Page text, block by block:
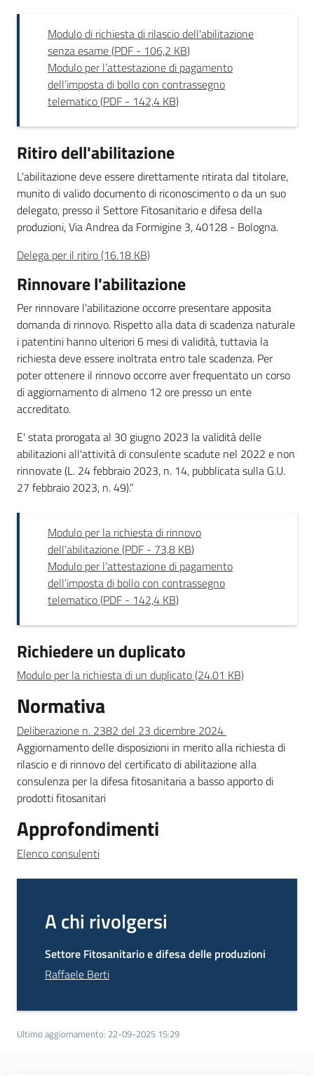
Modulo di richiesta di rilascio dell'abilitazione
senza esame(PDF - 106,2 KB)
Modulo per l’attestazione di pagamento
dell’imposta di bollo con contrassegno
telematico(PDF - 142,4 KB)
Ritiro dell'abilitazione
L'abilitazione deve essere direttamente ritirata dal titolare,
munito di valido documento di riconoscimento o da un suo
delegato, presso il Settore Fitosanitario e difesa della
produzioni, Via Andrea da Formigine 3, 40128 - Bologna.
Delega per il ritiro (16.18 KB)
Rinnovare l'abilitazione
Per rinnovare l'abilitazione occorre presentare apposita
domanda di rinnovo. Rispetto alla data di scadenza naturale
i patentini hanno ulteriori 6 mesi di validità, tuttavia la
richiesta deve essere inoltrata entro tale scadenza. Per
poter ottenere il rinnovo occorre aver frequentato un corso
di aggiornamento di almeno 12 ore presso un ente
accreditato.
E' stata prorogata al 30 giugno 2023 la validità delle
abilitazioni all'attività di consulente scadute nel 2022 e non
rinnovate (L. 24 febbraio 2023, n. 14, pubblicata sulla G.U.
27 febbraio 2023, n. 49).”
Modulo per la richiesta di rinnovo
dell'abilitazione(PDF - 73,8 KB)
Modulo per l’attestazione di pagamento
dell’imposta di bollo con contrassegno
telematico(PDF - 142,4 KB)
Richiedere un duplicato
Modulo per la richiesta di un duplicato (24.01 KB)
Normativa
Deliberazione n. 2382 del 23 dicembre 2024
Aggiornamento delle disposizioni in merito alla richiesta di
rilascio e di rinnovo del certificato di abilitazione alla
consulenza per la difesa fitosanitaria a basso apporto di
prodotti fitosanitari
Approfondimenti
Elenco consulenti
A chi rivolgersi
Settore Fitosanitario e difesa delle produzioni
Raffaele Berti
Ultimo aggiornamento: 22-09-2025 15:29